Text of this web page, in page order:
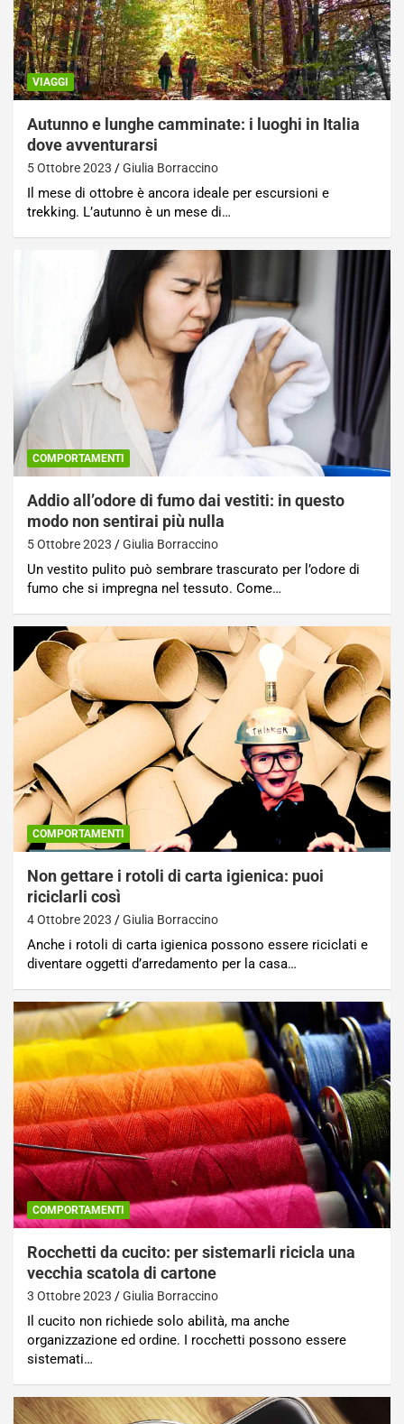
VIAGGI
Autunno e lunghe camminate: i luoghi in Italia
dove avventurarsi
5 Ottobre 2023 Giulia Borraccino
Il mese di ottobre è ancora ideale per escursioni e
trekking. L’autunno è un mese di…
COMPORTAMENTI
Addio all’odore di fumo dai vestiti: in questo
modo non sentirai più nulla
5 Ottobre 2023 Giulia Borraccino
Un vestito pulito può sembrare trascurato per l’odore di
fumo che si impregna nel tessuto. Come…
COMPORTAMENTI
Non gettare i rotoli di carta igienica: puoi
riciclarli così
4 Ottobre 2023 Giulia Borraccino
Anche i rotoli di carta igienica possono essere riciclati e
diventare oggetti d’arredamento per la casa…
COMPORTAMENTI
Rocchetti da cucito: per sistemarli ricicla una
vecchia scatola di cartone
3 Ottobre 2023 Giulia Borraccino
Il cucito non richiede solo abilità, ma anche
organizzazione ed ordine. I rocchetti possono essere
sistemati…